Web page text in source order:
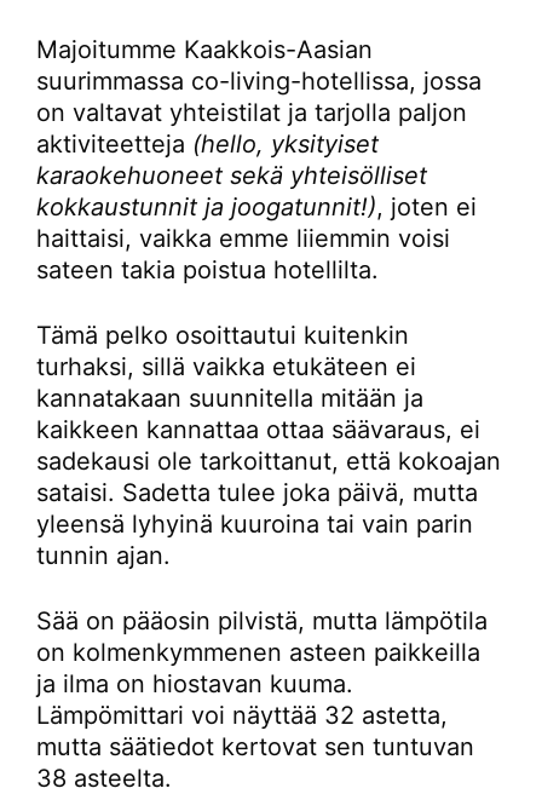
Majoitumme Kaakkois-Aasian
suurimmassa co-living-hotellissa, jossa
on valtavat yhteistilat ja tarjolla paljon
aktiviteetteja (hello, yksityiset
karaokehuoneet sekä yhteisölliset
kokkaustunnit ja joogatunnit!), joten ei
haittaisi, vaikka emme liiemmin voisi
sateen takia poistua hotellilta.
Tämä pelko osoittautui kuitenkin
turhaksi, sillä vaikka etukäteen ei
kannatakaan suunnitella mitään ja
kaikkeen kannattaa ottaa säävaraus, ei
sadekausi ole tarkoittanut, että kokoajan
sataisi. Sadetta tulee joka päivä, mutta
yleensä lyhyinä kuuroina tai vain parin
tunnin ajan.
Sää on pääosin pilvistä, mutta lämpötila
on kolmenkymmenen asteen paikkeilla
ja ilma on hiostavan kuuma.
Lämpömittari voi näyttää 32 astetta,
mutta säätiedot kertovat sen tuntuvan
38 asteelta.